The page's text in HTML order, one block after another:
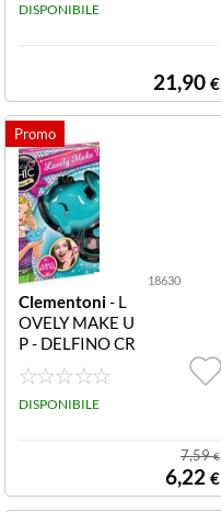
DISPONIBILE
21,90 €
18630
Clementoni- L
OVELY MAKE U
P - DELFINO CR
AZY CHIC TRO
USSE 18630 Cr
azy Chic - Trous
DISPONIBILE
7,59€
6,22 €